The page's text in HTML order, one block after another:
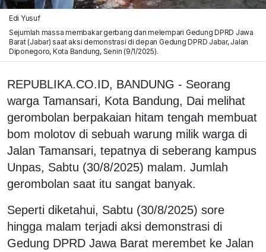
Edi Yusuf
Sejumlah massa membakar gerbang dan melempari Gedung DPRD Jawa
Barat (Jabar) saat aksi demonstrasi di depan Gedung DPRD Jabar, Jalan
Diponegoro, Kota Bandung, Senin (9/1/2025).
REPUBLIKA.CO.ID, BANDUNG - Seorang
warga Tamansari, Kota Bandung, Dai melihat
gerombolan berpakaian hitam tengah membuat
bom molotov di sebuah warung milik warga di
Jalan Tamansari, tepatnya di seberang kampus
Unpas, Sabtu (30/8/2025) malam. Jumlah
gerombolan saat itu sangat banyak.
Seperti diketahui, Sabtu (30/8/2025) sore
hingga malam terjadi aksi demonstrasi di
Gedung DPRD Jawa Barat merembet ke Jalan